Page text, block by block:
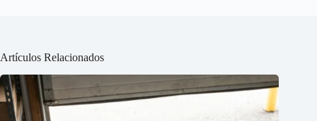
Artículos Relacionados